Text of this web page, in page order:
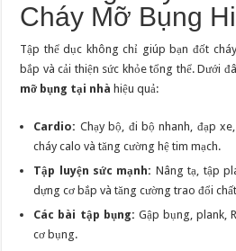
Cháy Mỡ Bụng
Tập thể dục không chỉ giúp bạn đốt
bắp và cải thiện sức khỏe tổng thể. Dưới
mỡ bụng tại nhà hiệu quả:
Cardio: Chạy bộ, đi bộ nhanh, đạp
cháy calo và tăng cường hệ tim mạch.
Tập luyện sức mạnh: Nâng tạ, tập
dựng cơ bắp và tăng cường trao đổi
Các bài tập bụng: Gập bụng, plank,
cơ bụng.